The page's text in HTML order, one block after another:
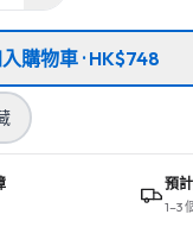
購物車 · HK$748
預
1–3